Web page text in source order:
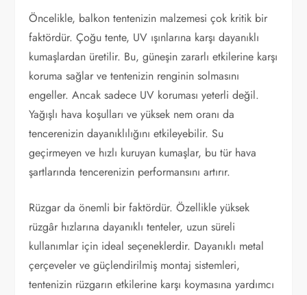
Öncelikle, balkon tentenizin malzemesi çok kritik bir
faktördür. Çoğu tente, UV ışınlarına karşı dayanıklı
kumaşlardan üretilir. Bu, güneşin zararlı etkilerine karşı
koruma sağlar ve tentenizin renginin solmasını
engeller. Ancak sadece UV koruması yeterli değil.
Yağışlı hava koşulları ve yüksek nem oranı da
tencerenizin dayanıklılığını etkileyebilir. Su
geçirmeyen ve hızlı kuruyan kumaşlar, bu tür hava
şartlarında tencerenizin performansını artırır.
Rüzgar da önemli bir faktördür. Özellikle yüksek
rüzgâr hızlarına dayanıklı tenteler, uzun süreli
kullanımlar için ideal seçeneklerdir. Dayanıklı metal
çerçeveler ve güçlendirilmiş montaj sistemleri,
tentenizin rüzgarın etkilerine karşı koymasına yardımcı